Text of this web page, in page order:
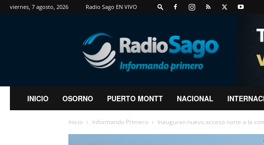
viernes, 7 agosto, 2026 Radio Sago EN VIVO
RadioSago
INICIO OSORNO PUERTO MONTT NACIONAL
Inicio Informando Primero Inauguran nuevo acceso norte a la